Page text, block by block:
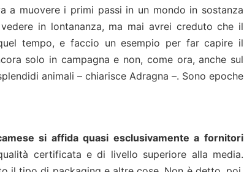
a muovere i primi passi in un mondo in sostanza
in lontananza, ma mai avrei creduto che il
tempo, e faccio un esempio per far capire il
solo in campagna e non, come ora, anche sul
animali – chiarisce Adragna –. Sono epoche
si affida quasi esclusivamente a fornitori
certificata e di livello superiore alla media.